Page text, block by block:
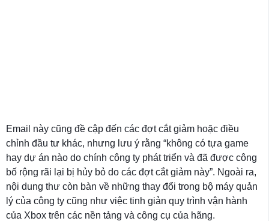
Email này cũng đề cập đến các đợt cắt giảm hoặc điều
chỉnh đầu tư khác, nhưng lưu ý rằng “không có tựa game
hay dự án nào do chính công ty phát triển và đã được công
bố rộng rãi lại bị hủy bỏ do các đợt cắt giảm này”. Ngoài ra,
nội dung thư còn bàn về những thay đổi trong bộ máy quản
lý của công ty cũng như việc tinh giản quy trình vận hành
của Xbox trên các nền tảng và công cụ của hãng.